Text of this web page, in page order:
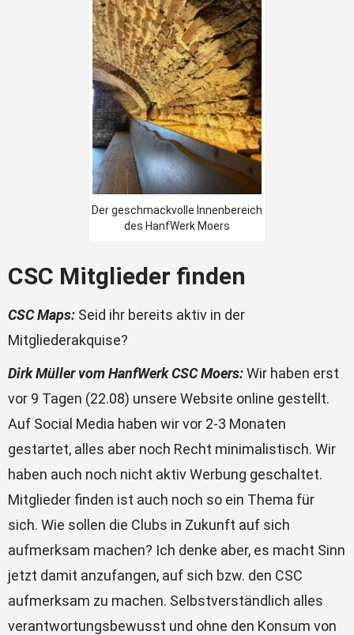
Der geschmackvolle Innenbereich
des HanfWerk Moers
CSC Mitglieder finden
CSC Maps: Seid ihr bereits aktiv in der
Mitgliederakquise?
Dirk Müller vom HanfWerk CSC Moers:Wir haben erst
vor 9 Tagen (22.08) unsere Website online gestellt.
Auf Social Media haben wir vor 2-3 Monaten
gestartet, alles aber noch Recht minimalistisch. Wir
haben auch noch nicht aktiv Werbung geschaltet.
Mitglieder finden ist auch noch so ein Thema für
sich. Wie sollen die Clubs in Zukunft auf sich
aufmerksam machen? Ich denke aber, es macht Sinn
jetzt damit anzufangen, auf sich bzw. den CSC
aufmerksam zu machen. Selbstverständlich alles
verantwortungsbewusst und ohne den Konsum von